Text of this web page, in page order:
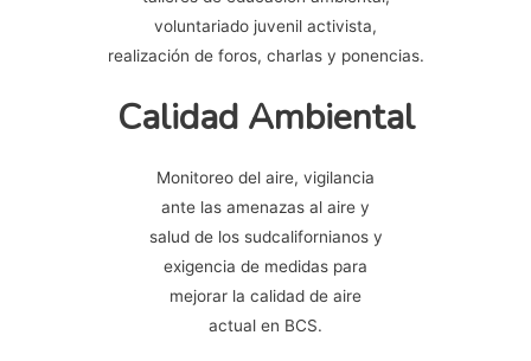
voluntariado juvenil activista,
realización de foros, charlas y ponencias.
Calidad Ambiental
Monitoreo del aire, vigilancia
ante las amenazas al aire y
salud de los sudcalifornianos y
exigencia de medidas para
mejorar la calidad de aire
actual en BCS.